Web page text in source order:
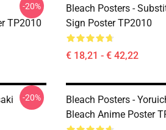
TP2010
-20%
Bleach Posters -
Sign Poster TP2010
€ 18,21 - € 42,22
-20%
Bleach Posters -
Bleach Anime Poster